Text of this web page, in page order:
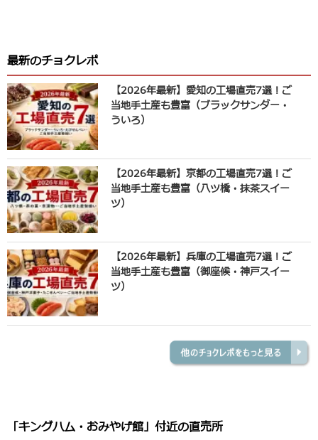
最新のチョクレポ
【2026年最新】愛知の工場直売7選！ご
当地手土産も豊富（ブラックサンダー・
ういろ）
【2026年最新】京都の工場直売7選！ご
当地手土産も豊富（八ツ橋・抹茶スイー
ツ）
【2026年最新】兵庫の工場直売7選！ご
当地手土産も豊富（御座候・神戸スイー
ツ）
「キングハム・おみやげ館」付近の直売所